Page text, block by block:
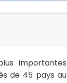
importantes
de 45 pays au